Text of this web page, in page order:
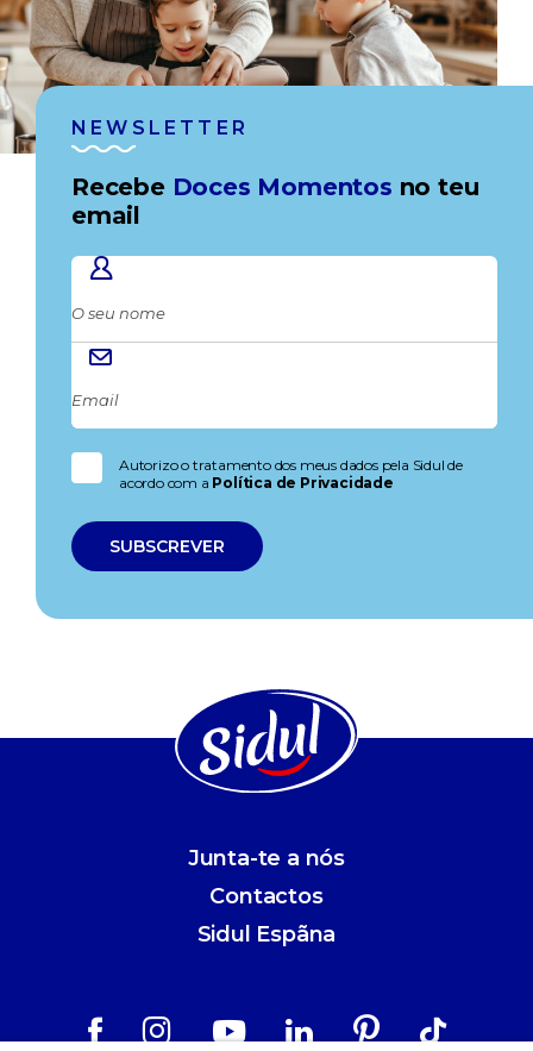
NEWSLETTER
Recebe Doces Momentos no teu
email
Autorizo o tratamento dos meus dados pela Sidul de
acordo com a Política de Privacidade
Junta-te a nós
Contactos
Sidul Espãna